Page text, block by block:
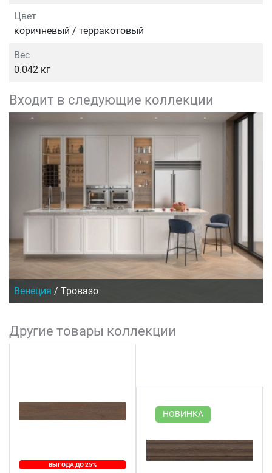
Цвет
коричневый / терракотовый
Вес
0.042 кг
Входит в следующие коллекции
Венеция / Тровазо
Другие товары коллекции
ВЫГОДА ДО 25%
НОВИНКА